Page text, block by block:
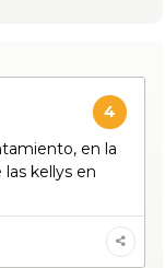
4
en la
kellys en